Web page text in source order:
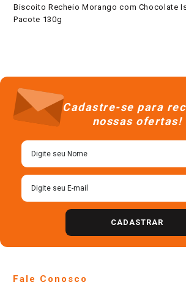
Biscoito Recheio Morango com Chocolate
Pacote 130g
Cadastre-se para
nossas ofertas!
CADASTRAR
Fale Conosco